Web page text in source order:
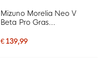
Mizuno Morelia Neo V
Beta Pro Gras
Wit Oranje Limoen
€ 139,99